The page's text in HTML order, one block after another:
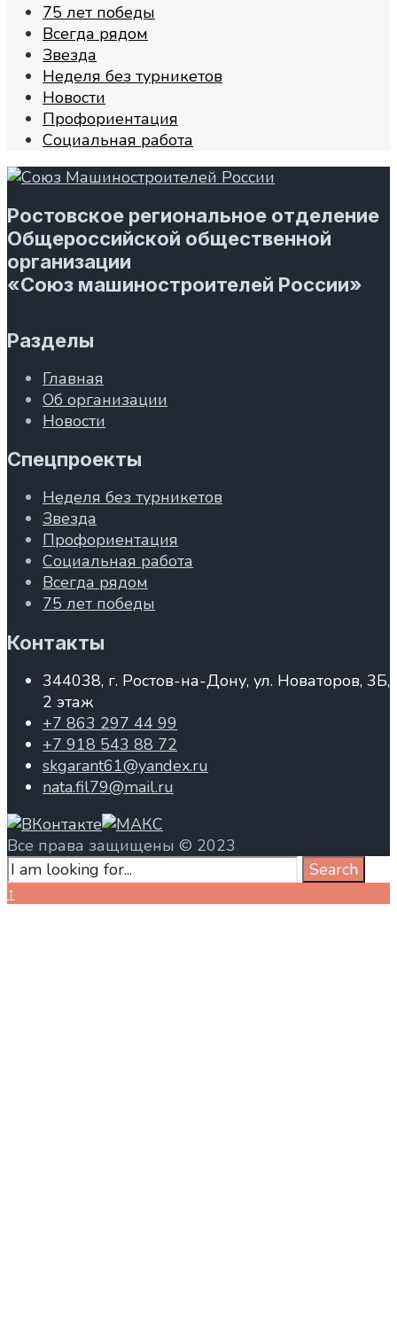
75 лет победы
Всегда рядом
Звезда
Неделя без турникетов
Новости
Профориентация
Социальная работа
Ростовское региональное отделение
Общероссийской общественной
организации
«Союз машиностроителей России»
Разделы
Главная
Об организации
Новости
Спецпроекты
Неделя без турникетов
Звезда
Профориентация
Социальная работа
Всегда рядом
75 лет победы
Контакты
344038, г. Ростов-на-Дону, ул. Новаторов, 3Б,
2 этаж
+7 863 297 44 99
+7 918 543 88 72
skgarant61@yandex.ru
nata.fil79@mail.ru
Все права защищены © 2023
Search
for:
Search
Close
↑